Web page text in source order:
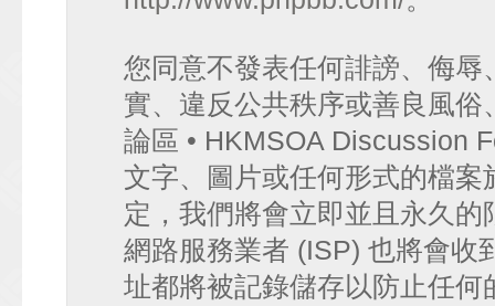
您同意不發表任何誹謗、侮
實、違反公共秩序或善良風
論區 • HKMSOA Discussion
文字、圖片或任何形式的檔
定，我們將會立即並且永久
網路服務業者 (ISP) 也將會收
址都將被記錄儲存以防止任